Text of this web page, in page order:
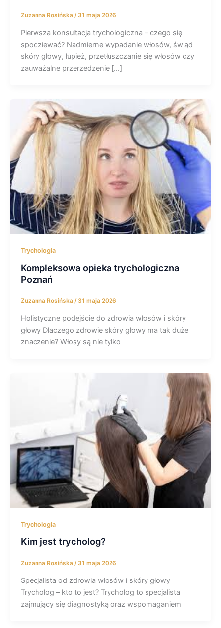
Zuzanna Rosińska / 31 maja 2026
Pierwsza konsultacja trychologiczna – czego się
spodziewać? Nadmierne wypadanie włosów, świąd
skóry głowy, łupież, przetłuszczanie się włosów czy
zauważalne przerzedzenie […]
Trychologia
Kompleksowa opieka trychologiczna
Poznań
Zuzanna Rosińska / 31 maja 2026
Holistyczne podejście do zdrowia włosów i skóry
głowy Dlaczego zdrowie skóry głowy ma tak duże
znaczenie? Włosy są nie tylko
Trychologia
Kim jest trycholog?
Zuzanna Rosińska / 31 maja 2026
Specjalista od zdrowia włosów i skóry głowy
Trycholog – kto to jest? Trycholog to specjalista
zajmujący się diagnostyką oraz wspomaganiem